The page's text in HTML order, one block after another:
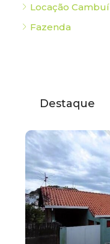
Locação Cambuí
Fazenda
Destaque